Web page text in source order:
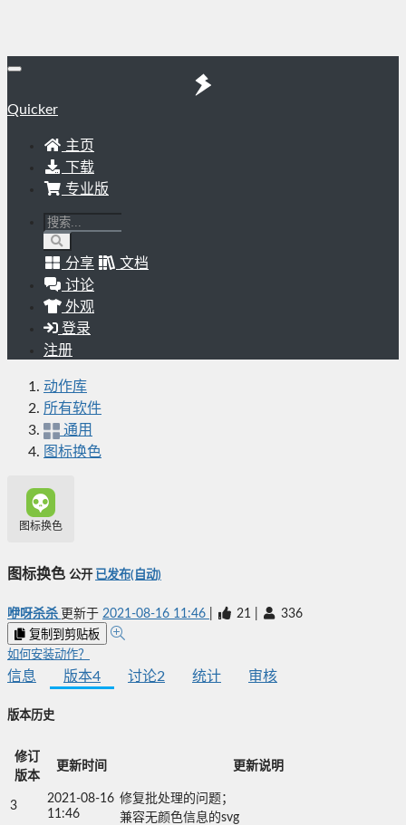
Quicker
主页
下载
专业版
分享
文档
讨论
外观
登录
注册
动作库
所有软件
通用
图标换色
图标换色
图标换色 公开 已发布(自动)
咿呀杀杀 更新于 2021-08-16 11:46 21 336
复制到剪贴板
如何安装动作？
信息 版本4 讨论2 统计 审核
版本历史
修订
版本
更新时间 更新说明
3
2021-08-16
11:46
修复批处理的问题；
兼容无颜色信息的svg